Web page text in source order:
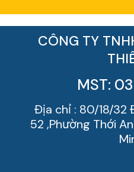
CÔNG TY
MST:
Địa chỉ : 80/18/32
52 ,Phường Thới